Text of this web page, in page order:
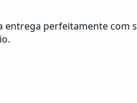
entrega perfeitamente com